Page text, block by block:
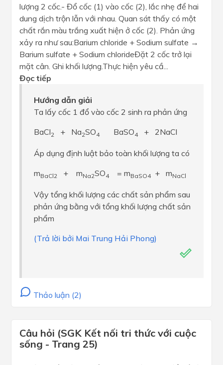
lượng 2 cốc.- Đổ cốc (1) vào cốc (2), lắc nhẹ để hai
dung dịch trộn lẫn với nhau. Quan sát thấy có một
chất rắn màu trắng xuất hiện ở cốc (2). Phản ứng
xảy ra như sau:Barium chloride + Sodium sulfate →
Barium sulfate + Sodium chlorideĐặt 2 cốc trở lại
mặt cân. Ghi khối lượng.Thực hiện yêu cầ...
Đọc tiếp
Hướng dẫn giải
Ta lấy cốc 1 đổ vào cốc 2 sinh ra phản ứng
BaCl2 + Na2SO4 BaSO4 + 2NaCl
Áp dụng định luật bảo toàn khối lượng ta có
mBaCl2 + mNa2SO4 = mBaSO4 + mNaCl
Vậy tổng khối lượng các chất sản phẩm sau
phản ứng bằng với tổng khối lượng chất sản
phẩm
(Trả lời bởi Mai Trung Hải Phong)
Thảo luận (2)
Câu hỏi (SGK Kết nối tri thức với cuộc
sống - Trang 25)